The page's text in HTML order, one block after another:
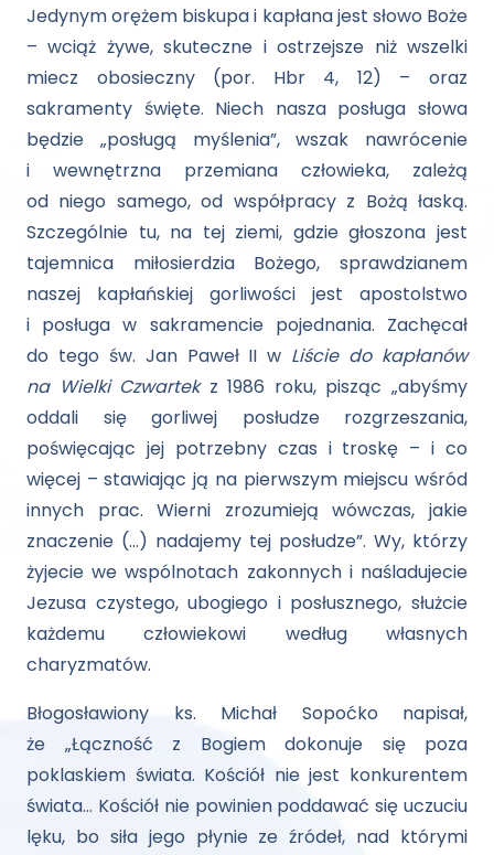
Jedynym orężem biskupa i kapłana jest słowo Boże
– wciąż żywe, skuteczne i ostrzejsze niż wszelki
miecz obosieczny (por. Hbr 4, 12) – oraz
sakramenty święte. Niech nasza posługa słowa
będzie „posługą myślenia”, wszak nawrócenie
i wewnętrzna przemiana człowieka, zależą
od niego samego, od współpracy z Bożą łaską.
Szczególnie tu, na tej ziemi, gdzie głoszona jest
tajemnica miłosierdzia Bożego, sprawdzianem
naszej kapłańskiej gorliwości jest apostolstwo
i posługa w sakramencie pojednania. Zachęcał
do tego św. Jan Paweł II w Liście do kapłanów
na Wielki Czwartek z 1986 roku, pisząc „abyśmy
oddali się gorliwej posłudze rozgrzeszania,
poświęcając jej potrzebny czas i troskę – i co
więcej – stawiając ją na pierwszym miejscu wśród
innych prac. Wierni zrozumieją wówczas, jakie
znaczenie (…) nadajemy tej posłudze”. Wy, którzy
żyjecie we wspólnotach zakonnych i naśladujecie
Jezusa czystego, ubogiego i posłusznego, służcie
każdemu człowiekowi według własnych
charyzmatów.
Błogosławiony ks. Michał Sopoćko napisał,
że „Łączność z Bogiem dokonuje się poza
poklaskiem świata. Kościół nie jest konkurentem
świata… Kościół nie powinien poddawać się uczuciu
lęku, bo siła jego płynie ze źródeł, nad którymi